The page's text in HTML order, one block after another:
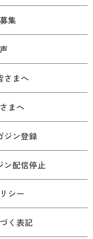
集
さまへ
まへ
ジン登録
ン配信停止
シー
く表記